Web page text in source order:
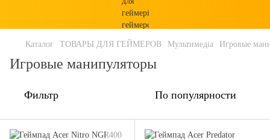
Каталог ТОВАРЫ ДЛЯ ГЕЙМЕРОВ Мультимедіа Игровые
Игровые манипуляторы
Фильтр По популярности